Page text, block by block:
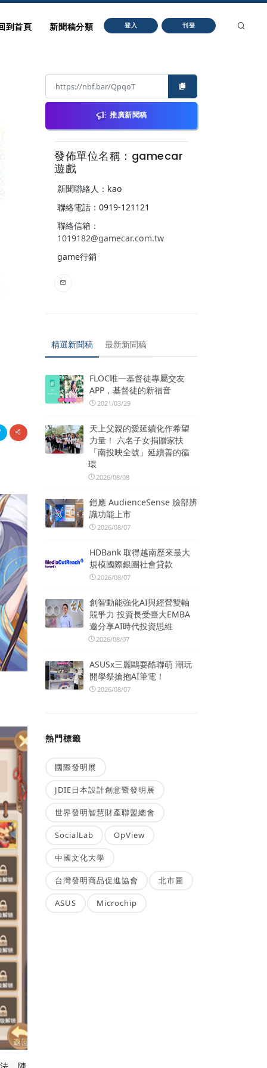
到首頁 新聞稿分類 登入 刊登
推廣新聞稿
發佈單位名稱：gamecar
遊戲
新聞聯絡人：kao
聯絡電話：0919-121121
聯絡信箱：
1019182@gamecar.com.tw
game行銷
精選新聞稿 最新新聞稿
FLOC唯一基督徒專屬交友
APP，基督徒的新福音
2021/03/29
天上父親的愛延續化作希望
力量！ 六名子女捐贈家扶
「南投映全號」延續善的循
環
2026/08/08
鎧應 AudienceSense 臉部辨
識功能上市
2026/08/07
HDBank 取得越南歷來最大
規模國際銀團社會貸款
2026/08/07
創智動能強化AI與經營雙軸
競爭力 投資長受臺大EMBA
邀分享AI時代投資思維
2026/08/07
ASUSx三麗鷗耍酷聯萌 潮玩
開學祭搶抱AI筆電！
2026/08/07
熱門標籤
國際發明展
JDIE日本設計創意暨發明展
世界發明智慧財產聯盟總會
SocialLab OpView
中國文化大學
台灣發明商品促進協會 北市圖
ASUS Microchip